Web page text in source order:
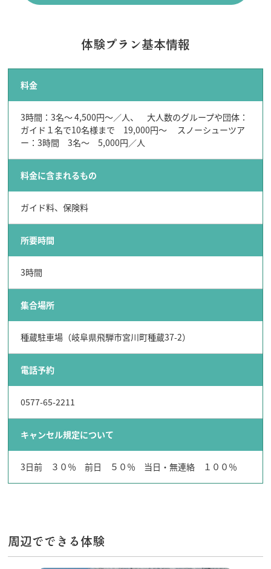
行きたいリスト
コラム
モデルコース
イベント
グルメ・おみやげ
宿泊予約
アクセス
飛騨市の６つの魅力
ひだじまん図鑑
飛騨古川の駐車場
よくある質問
当サイトについて
協会について
パンフレット
写真ダウンロード
関連リンク
体験プラン基本情報
料金
3時間：3名～ 4,500円～／人、 大人数のグループや団体：
ガイド１名で10名様まで 19,000円～ スノーシューツア
ー：3時間 3名～ 5,000円／人
料金に含まれるもの
ガイド料、保険料
所要時間
3時間
集合場所
種蔵駐車場（岐阜県飛騨市宮川町種蔵37-2）
電話予約
0577-65-2211
キャンセル規定について
3日前 ３０％ 前日 ５０％ 当日・無連絡 １００％
周辺でできる体験